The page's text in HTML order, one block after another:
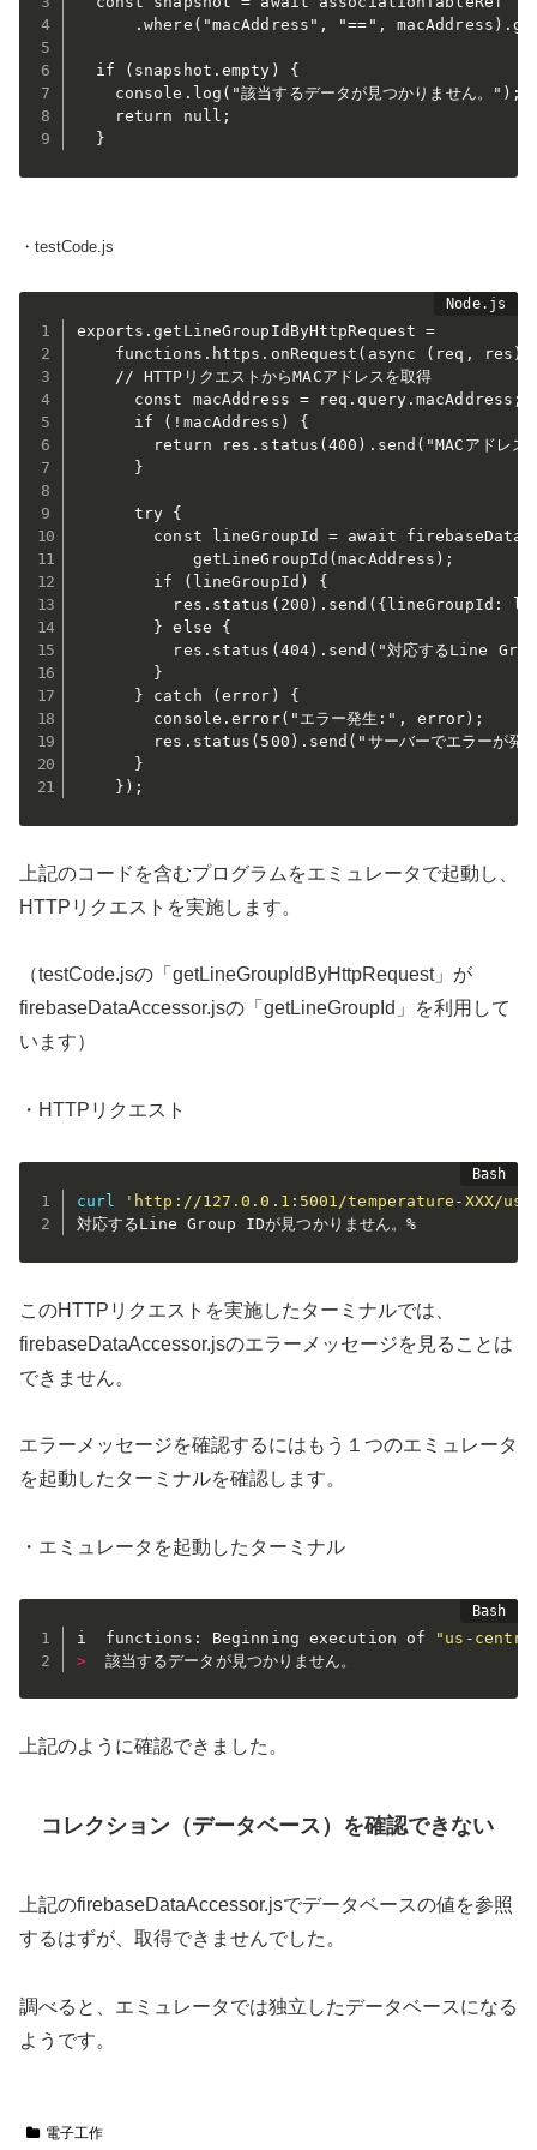
.where("macAddress", "==",
  if (snapshot.empty) {
    console.log("該当するデータが見つかりません。");
    return null;
・testCode.js
exports.getLineGroupIdByHttpRequest =
functions.https.onRequest(async (req, res)
    // HTTPリクエストからMACアドレスを取得
      const macAddress = req.query.macAddress;
      if (!macAddress) {
return res.status(400).send("MACアドレスが
      }
      try {
const lineGroupId = await
            getLineGroupId(macAddress);
        if (lineGroupId) {
res.status(200).send({lineGroupId:
        } else {
res.status(404).send("対応するLine Group
        }
      } catch (error) {
        console.error("エラー発生:", error);
res.status(500).send("サーバーでエラーが発
      }
上記のコードを含むプログラムをエミュレータで起動し、
HTTPリクエストを実施します。
（testCode.jsの「getLineGroupIdByHttpRequest」が
firebaseDataAccessor.jsの「getLineGroupId」を利用して
います）
・HTTPリクエスト
curl
'http://127.0.0.1:5001/temperature-XXX/us-
このHTTPリクエストを実施したターミナルでは、
firebaseDataAccessor.jsのエラーメッセージを見ることは
できません。
エラーメッセージを確認するにはもう１つのエミュレータ
を起動したターミナルを確認します。
・エミュレータを起動したターミナル
i  functions: Beginning execution of
"us-
>
上記のように確認できました。
コレクション（データベース）を確認できない
上記のfirebaseDataAccessor.jsでデータベースの値を参照
するはずが、取得できませんでした。
調べると、エミュレータでは独立したデータベースになる
ようです。
電子工作